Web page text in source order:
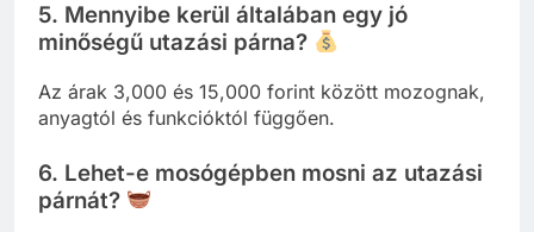
5. Mennyibe kerül általában egy jó
minőségű utazási párna?
Az árak 3,000 és 15,000 forint között mozognak,
anyagtól és funkcióktól függően.
6. Lehet-e mosógépben mosni az utazási
párnát?